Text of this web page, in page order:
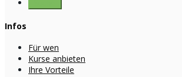
Infos
Für wen
Kurse anbieten
Ihre Vorteile